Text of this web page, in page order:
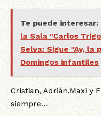
Te puede interesar:
la Sala "Carlos
Selva: Sigue "Ay, la
Domingos infantiles
Cristian, Adrián,Maxi y
siempre…